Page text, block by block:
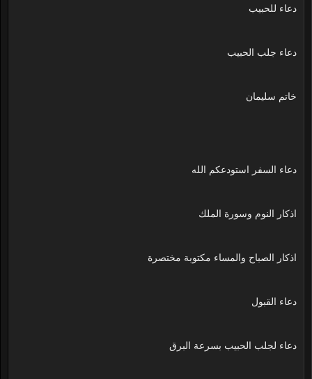
دعاء للحبيب
دعاء جلب الحبيب
خاتم سليمان
دعاء السفر استودعكم الله
اذكار النوم وسورة الملك
اذكار الصباح والمساء مكتوبة مختصرة
دعاء القبول
دعاء لجلب الحبيب بسرعة البرق